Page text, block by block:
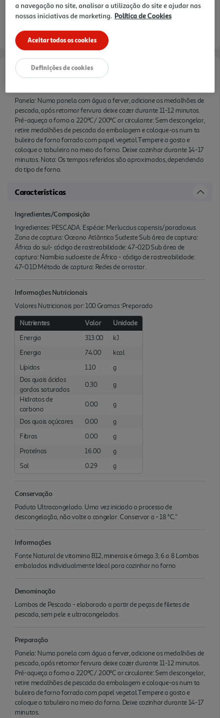
Informações de Marketing
Panela: Numa panela com água a ferver, adicione os medalhões de
pescada, após retomar fervura deixe cozer durante 11-12 minutos.
Pré-aqueça o forno a 220ºC/ 200ºC ar circulante: Sem descongelar,
retire medalhões de pescada da embalagem e coloque-os num ta
buleiro de forno forrado com papel vegetal.Tempere a gosto e
coloque o tabuleiro no meio do forno. Deixe cozinhar durante 14-17
minutos. Nota: Os tempos referidos são aproximados, dependendo
do tipo de forno.
Características
Ingredientes/Composição
Ingredientes: PESCADA. Espécie: Merluccius capensis/paradoxus
Zona de captura: Oceano Atlântico Sudeste Sub área de captura:
África do sul- código de rastreabilidade: 47-02D Sub área de
captura: Namíbia sudoeste de África - código de rastreabilidade:
47-0 1D Método de captura: Redes de arrastar.
Informações Nutricionais
Valores Nutricionais por: 100 Gramas :Preparado
Nutrientes Valor
Unidade
Energia
313.00
kJ
Energia
74.00
kcal
Lípidos
1.10
g
Dos quais ácidos
gordos saturados
0.30
g
Hidratos de
carbono
0.00 g
Dos quais açúcares 0.00
g
Fibras
0.00
g
Proteínas
16.00
g
Sal
0.29 g
Conservação
Poduto Ultracongelado. Uma vez iniciado o processo de
descongelação, não volte a congelar. Conservar a - 18 °C."
Informações
Fonte Natural de vitamina B12, minerais e ómega 3; 6 a 8 Lombos
embalados individualmente Ideal para cozinhar no forno
Denominação
Lombos de Pescada - elaborado a partir de peças de filetes de
pescada, sem pele e ultracongelados.
Preparação
Panela: Numa panela com água a ferver, adicione os medalhões de
pescada, após retomar fervura deixe cozer durante 11-12 minutos.
Pré-aqueça o forno a 220ºC/ 200ºC ar circulante: Sem descongelar,
retire medalhões de pescada da embalagem e coloque-os num ta
buleiro de forno forrado com papel vegetal.Tempere a gosto e
coloque o tabuleiro no meio do forno. Deixe cozinhar durante 14-17
minutos.
a navegação no site, analisar a utilização do site e ajudar nas
nossas iniciativas de marketing. Política de Cookies
Aceitar todos os cookies
Definições de cookies